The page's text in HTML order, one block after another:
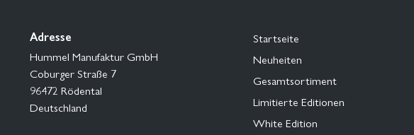
Adresse
Hummel Manufaktur GmbH
Coburger Straße 7
96472 Rödental
Deutschland
Startseite
Neuheiten
Gesamtsortiment
Limitierte Editionen
White Edition